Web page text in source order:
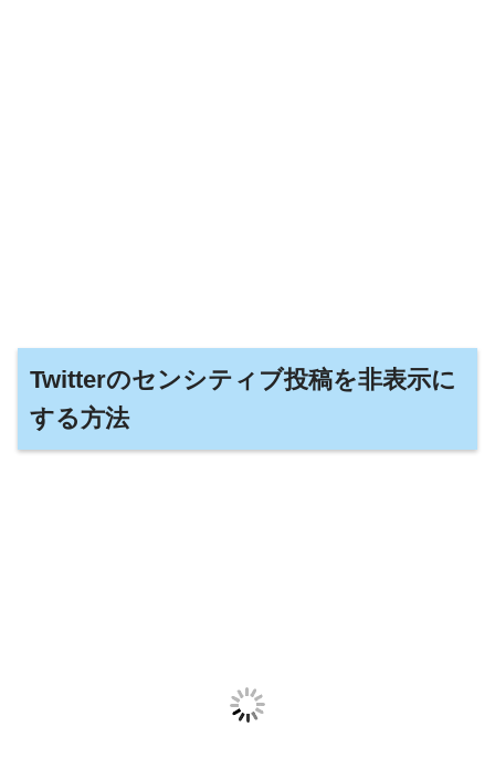
Twitterのセンシティブ投稿を非表示に
する方法